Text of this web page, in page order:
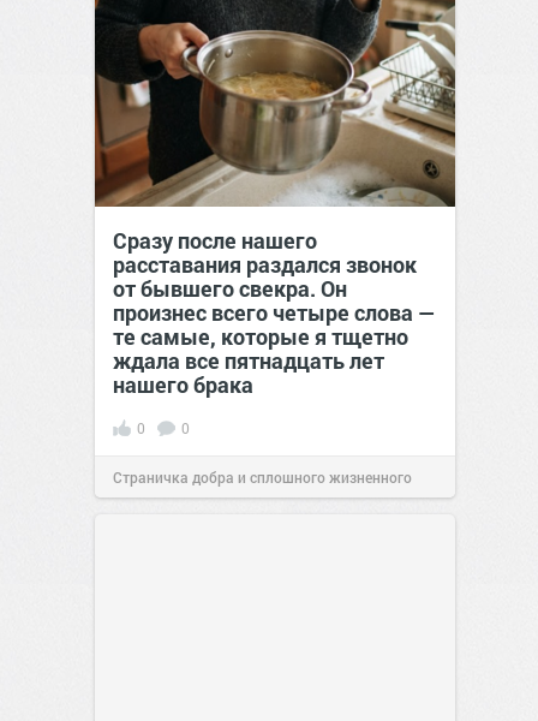
Сразу после нашего
расставания раздался звонок
от бывшего свекра. Он
произнес всего четыре слова —
те самые, которые я тщетно
ждала все пятнадцать лет
нашего брака
0 0
Страничка добра и сплошного жизненного